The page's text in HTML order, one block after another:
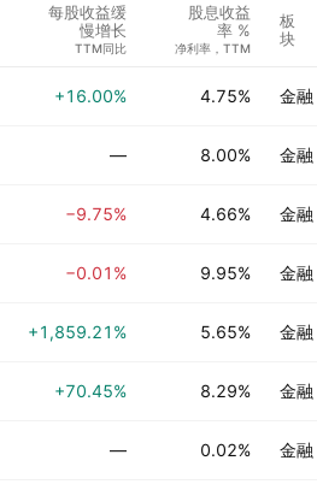
每股收益缓
慢增长
TTM同比
股息收益
率 %
净利率，TTM
板
块
+16.00% 4.75% 金融
— 8.00% 金融
−9.75% 4.66% 金融
−0.01% 9.95% 金融
+1,859.21% 5.65% 金融
+70.45% 8.29% 金融
— 0.02% 金融